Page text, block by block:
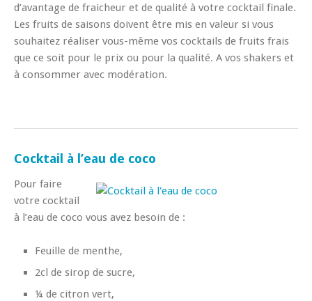
d’avantage de fraicheur et de qualité à votre cocktail finale.
Les fruits de saisons doivent être mis en valeur si vous
souhaitez réaliser vous-même vos cocktails de fruits frais
que ce soit pour le prix ou pour la qualité. A vos shakers et
à consommer avec modération.
Cocktail à l’eau de coco
Pour faire
votre cocktail
à l’eau de coco vous avez besoin de :
Feuille de menthe,
2cl de sirop de sucre,
¼ de citron vert,